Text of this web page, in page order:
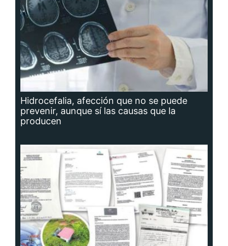
Hidrocefalia, afección que no se puede
prevenir, aunque sí las causas que la
producen